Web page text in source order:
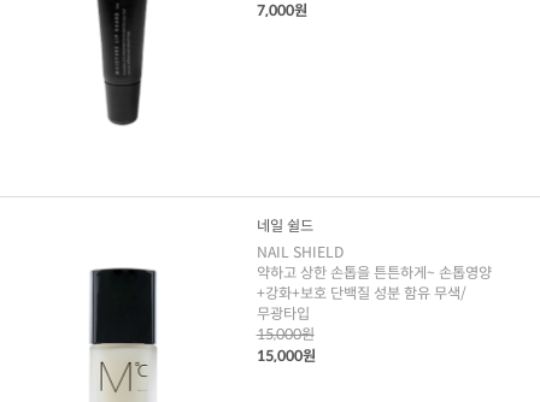
7,000원
네일 쉴드
NAIL SHIELD
약하고 상한 손톱을 튼튼하게~ 손톱영양
+강화+보호 단백질 성분 함유 무색/
무광타입
15,000원
15,000원